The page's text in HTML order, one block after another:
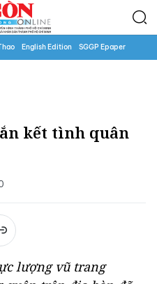
English Edition SGGP Epaper
kết tình quân
lượng vũ trang